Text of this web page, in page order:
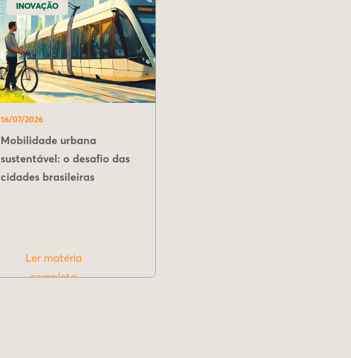
INOVAÇÃO
16/07/2026
Mobilidade urbana
sustentável: o desafio das
cidades brasileiras
Ler matéria
completa